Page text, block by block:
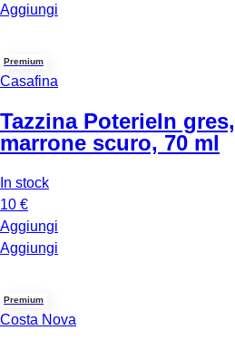
Aggiungi
Premium
Casafina
Tazzina PoterieIn
marrone scuro, 70 ml
In stock
10 €
Aggiungi
Aggiungi
Premium
Costa Nova